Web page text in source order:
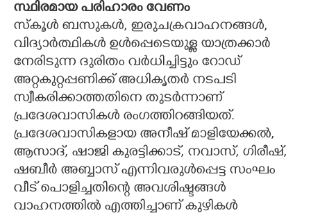
സ്ഥിരമായ പരിഹാരം വേണം
​സ്കൂൾ ബസുകൾ,​ ഇരുചക്രവാഹനങ്ങൾ,
വിദ്യാർത്ഥികൾ ഉൾപ്പെടെയുള്ള യാത്രക്കാർ
നേരിടുന്ന ദുരിതം വർധിച്ചിട്ടും റോഡ്
അറ്റകുറ്റപ്പണിക്ക് അധികൃതർ നടപടി
സ്വീകരിക്കാത്തതിനെ തുടർന്നാണ്
പ്രദേശവാസികൾ രംഗത്തിറങ്ങിയത്.
പ്രദേശവാസികളായ അനീഷ് മാളിയേക്കൽ,
ആസാദ്, ഷാജി കുരട്ടിക്കാട്, നവാസ്, ഗിരീഷ്,
ഷബീർ അബ്ബാസ് എന്നിവരുൾപ്പെട്ട സംഘം
വീട് പൊളിച്ചതിന്റെ അവശിഷ്ടങ്ങൾ
വാഹനത്തിൽ എത്തിച്ചാണ് കുഴികൾ